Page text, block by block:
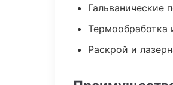
Гальванические
Термообработка
Раскрой и